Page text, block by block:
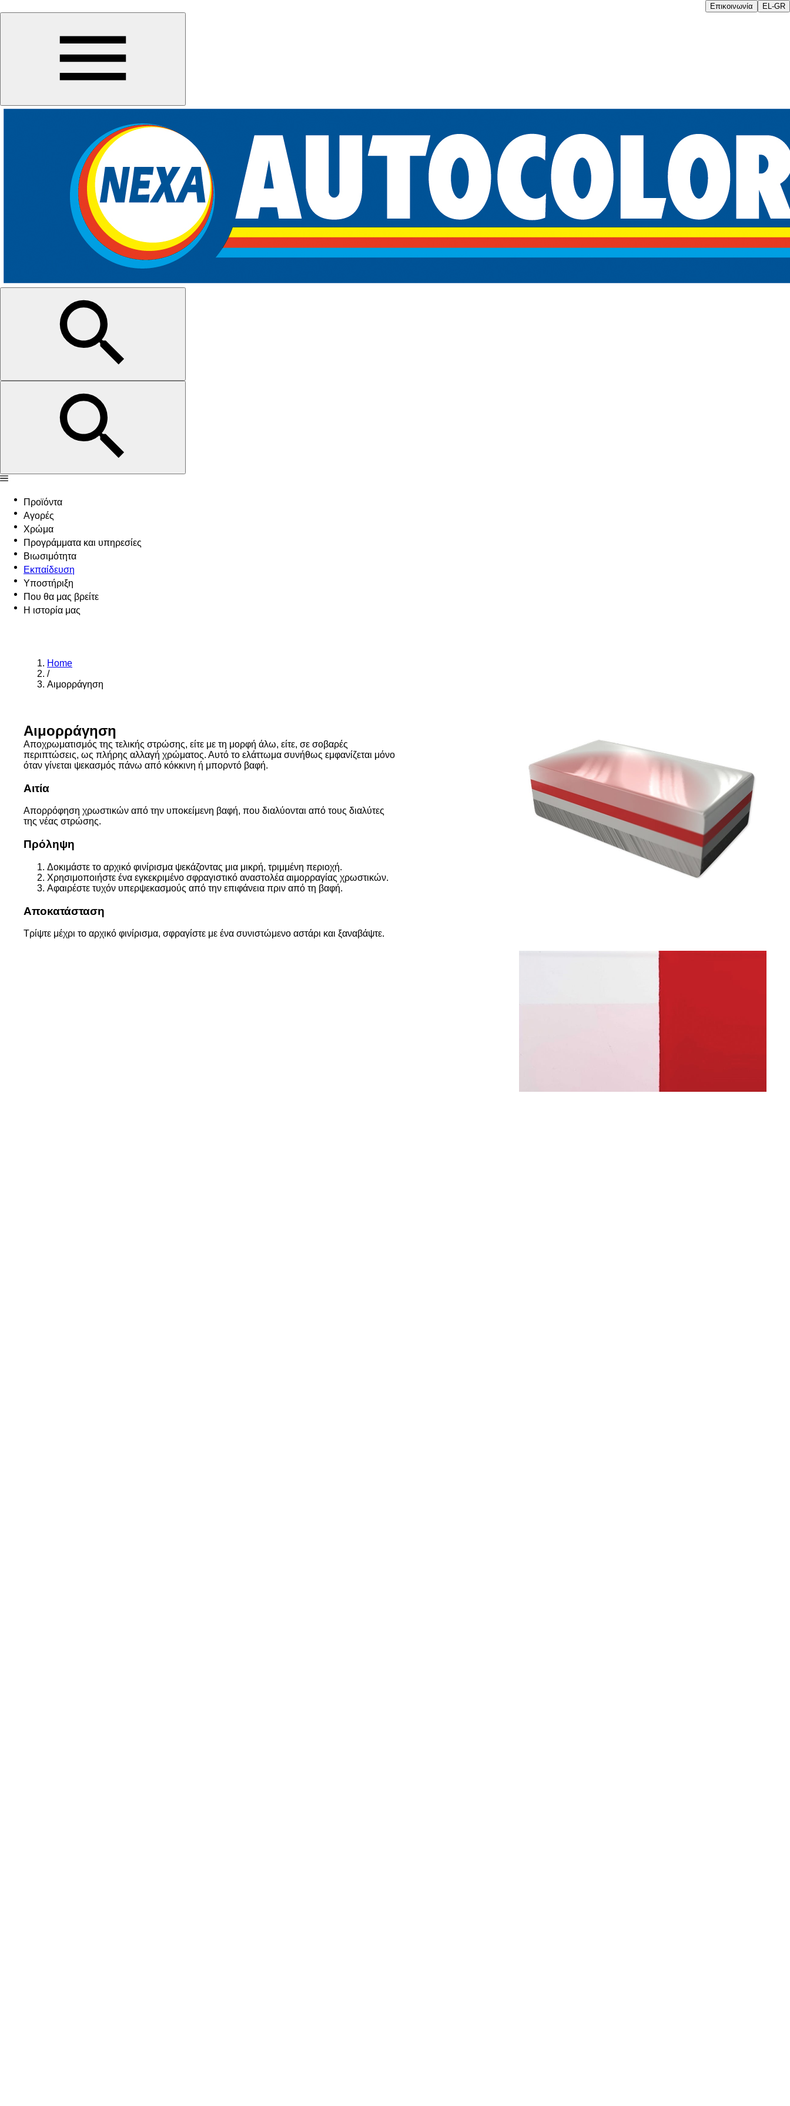
Επικοινωνία EL-GR
Προϊόντα
Αγορές
Χρώμα
Προγράμματα και υπηρεσίες
Βιωσιμότητα
Εκπαίδευση
Υποστήριξη
Που θα μας βρείτε
Η ιστορία μας
Home
/
Αιμορράγηση
Αιμορράγηση
Αποχρωματισμός της τελικής στρώσης, είτε με τη μορφή άλω, είτε, σε σοβαρές
περιπτώσεις, ως πλήρης αλλαγή χρώματος. Αυτό το ελάττωμα συνήθως εμφανίζεται μόνο
όταν γίνεται ψεκασμός πάνω από κόκκινη ή μπορντό βαφή.
Αιτία
Απορρόφηση χρωστικών από την υποκείμενη βαφή, που διαλύονται από τους διαλύτες
της νέας στρώσης.
Πρόληψη
Δοκιμάστε το αρχικό φινίρισμα ψεκάζοντας μια μικρή, τριμμένη περιοχή.
Χρησιμοποιήστε ένα εγκεκριμένο σφραγιστικό αναστολέα αιμορραγίας χρωστικών.
Αφαιρέστε τυχόν υπερψεκασμούς από την επιφάνεια πριν από τη βαφή.
Αποκατάσταση
Τρίψτε μέχρι το αρχικό φινίρισμα, σφραγίστε με ένα συνιστώμενο αστάρι και ξαναβάψτε.